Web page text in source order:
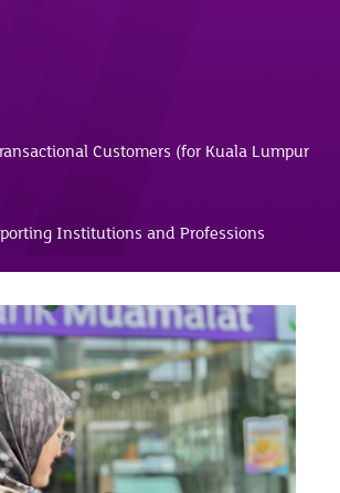
Customers (for Kuala Lumpur
Institutions and Professions